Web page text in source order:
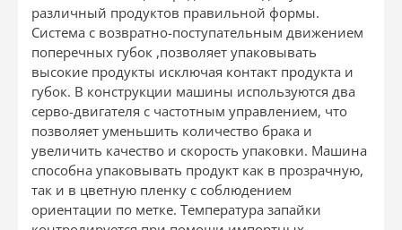
различный продуктов правильной формы.
Система с возвратно-поступательным движением
поперечных губок ,позволяет упаковывать
высокие продукты исключая контакт продукта и
губок. В конструкции машины используются два
серво-двигателя с частотным управлением, что
позволяет уменьшить количество брака и
увеличить качество и скорость упаковки. Машина
способна упаковывать продукт как в прозрачную,
так и в цветную пленку с соблюдением
ориентации по метке. Температура запайки